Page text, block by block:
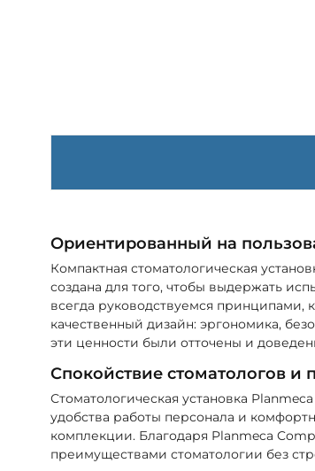
Ориентированный на
Компактная стоматологическая
создана для того, чтобы выдержать
всегда руководствуемся
качественный дизайн: эргономика,
эти ценности были отточены и
Спокойствие стоматологов и
Стоматологическая установка
удобства работы персонала и
комплекции. Благодаря Planmeca
преимуществами стоматологии без